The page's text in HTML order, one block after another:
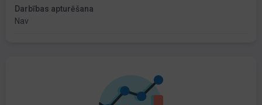
Darbības apturēšana
Nav